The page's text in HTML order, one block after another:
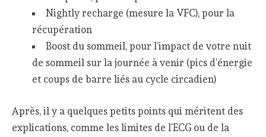
Nightly recharge (mesure la VFC), pour la
récupération
Boost du sommeil, pour l’impact de votre nuit
de sommeil sur la journée à venir (pics d’énergie
et coups de barre liés au cycle circadien)
Après, il y a quelques petits points qui méritent des
explications, comme les limites de l’ECG ou de la